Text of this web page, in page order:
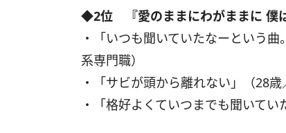
◆2位 『愛のままにわがままに 僕
・「いつも聞いていたなーという
系専門職）
・「サビが頭から離れない」（28歳
・「格好よくていつまでも聞いてい